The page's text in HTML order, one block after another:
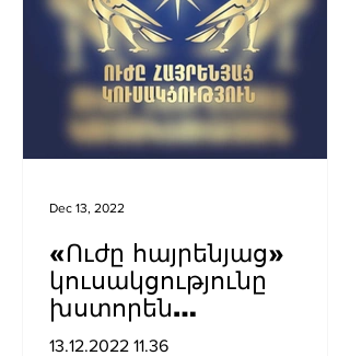
«Ուժը հայրենյաց»
կուսակցությունը
խստորեն
դատապարտում է
13.12.2022 11.36
Dec 13, 2022